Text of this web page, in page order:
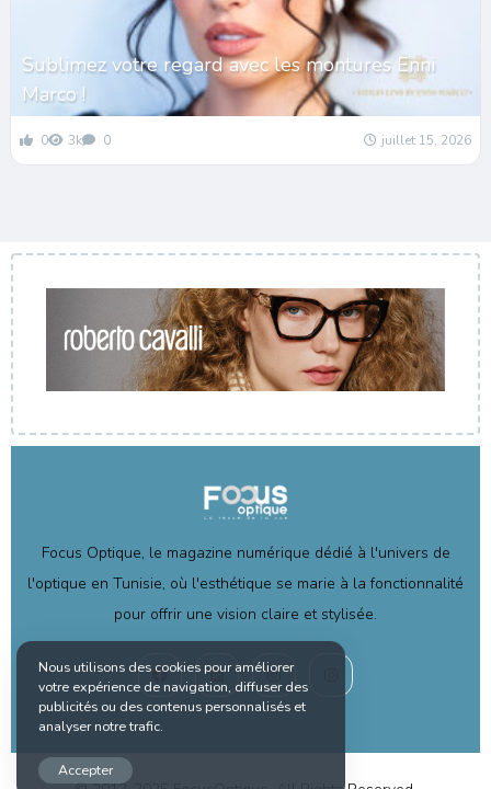
Sublimez votre regard avec les montures Enni
Marco !
0 3k 0 juillet 15, 2026
Focus Optique, le magazine numérique dédié à l'univers de
l'optique en Tunisie, où l'esthétique se marie à la fonctionnalité
pour offrir une vision claire et stylisée.
Nous utilisons des cookies pour améliorer
votre expérience de navigation, diffuser des
publicités ou des contenus personnalisés et
analyser notre trafic.
Accepter